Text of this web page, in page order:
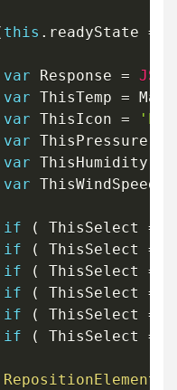
this . readyState ==
var Response = JSON
var ThisTemp = Math
var ThisIcon =
var ThisPressure
var ThisHumidity
var ThisWindSpeed
if ( ThisSelect ==
if
( ThisSelect ==
if
( ThisSelect ==
if
( ThisSelect ==
if
( ThisSelect ==
if
( ThisSelect ==
RepositionElement